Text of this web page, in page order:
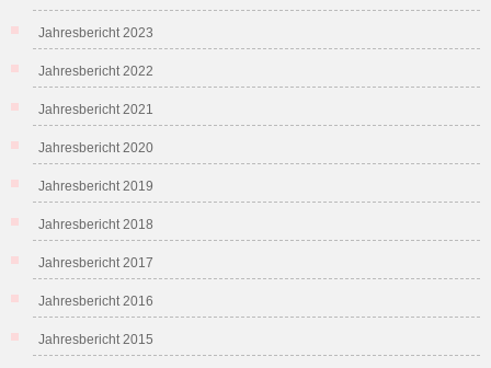
Jahresbericht 2023
Jahresbericht 2022
Jahresbericht 2021
Jahresbericht 2020
Jahresbericht 2019
Jahresbericht 2018
Jahresbericht 2017
Jahresbericht 2016
Jahresbericht 2015